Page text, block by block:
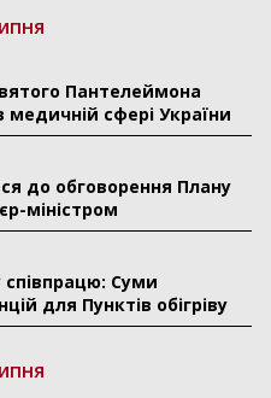
Пантелеймона
медичній сфері України
до обговорення Плану
міністром
Суми
для Пунктів обігріву